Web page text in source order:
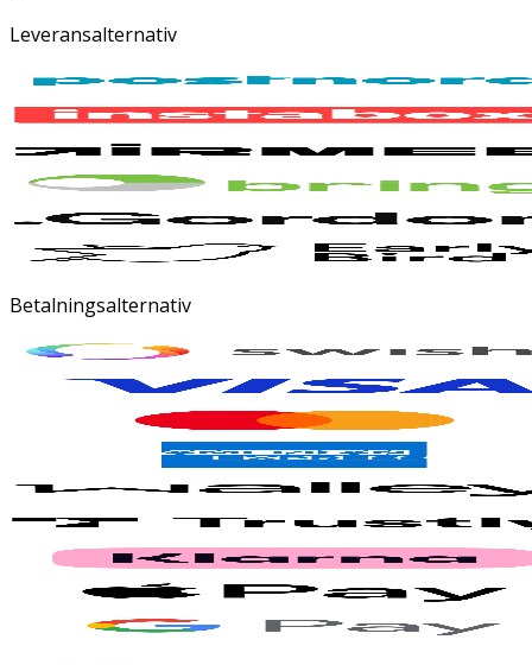
Leveransalternativ
Betalningsalternativ